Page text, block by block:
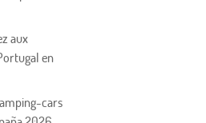
aux
en
cars